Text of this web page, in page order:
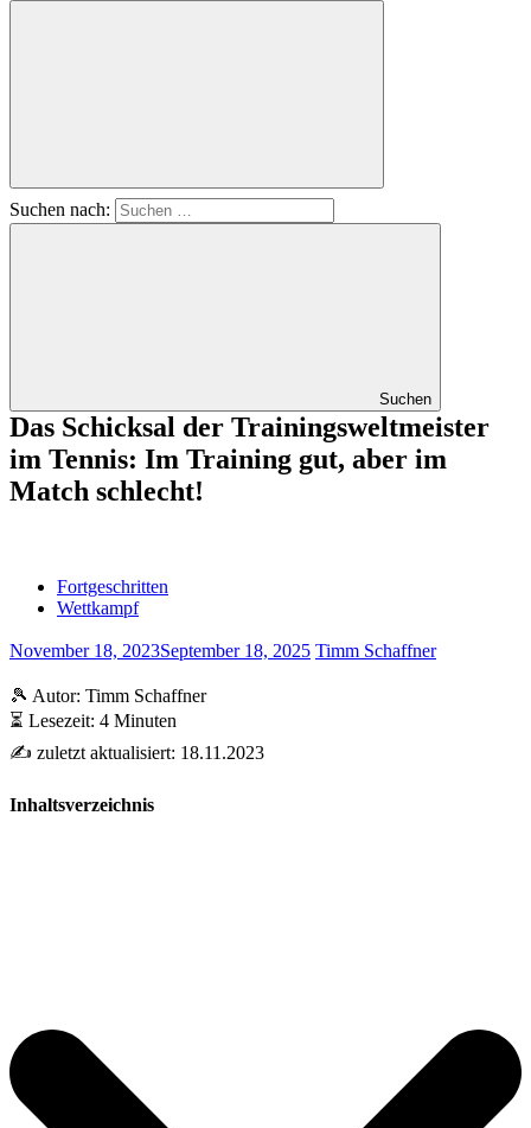
Suchen nach:
Suchen
Das Schicksal der Trainingsweltmeister
im Tennis: Im Training gut, aber im
Match schlecht!
Fortgeschritten
Wettkampf
November 18, 2023September 18, 2025 Timm Schaffner
🎾 Autor: Timm Schaffner
⏳ Lesezeit: 4 Minuten
✍️ zuletzt aktualisiert: 18.11.2023
Inhaltsverzeichnis